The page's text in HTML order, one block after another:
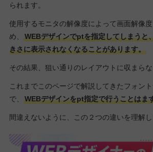
られます。
使用するモニタの解像度によって画面解像
め、
WEBデザインでptを指定してしまうと
きさに表示されなくなることがあります。
その結果、狙い通りのレイアウトに収まらな
これまでこのページで解説してきたフォン
で、
WEBデザインをpt指定で行うことはま
間違えないように、この２つの違いを理解し